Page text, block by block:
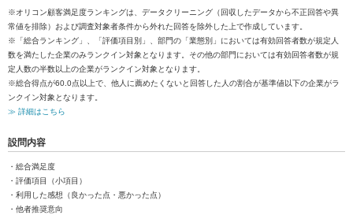
※オリコン顧客満足度ランキングは、データクリーニング（回収したデータから不正回答や異
常値を排除）および調査対象者条件から外れた回答を除外した上で作成しています。
※「総合ランキング」、「評価項目別」、部門の「業態別」においては有効回答者数が規定人
数を満たした企業のみランクイン対象となります。その他の部門においては有効回答者数が規
定人数の半数以上の企業がランクイン対象となります。
※総合得点が60.0点以上で、他人に薦めたくないと回答した人の割合が基準値以下の企業がラ
ンクイン対象となります。
≫ 詳細はこちら
設問内容
・総合満足度
・評価項目（小項目）
・利用した感想（良かった点・悪かった点）
・他者推奨意向